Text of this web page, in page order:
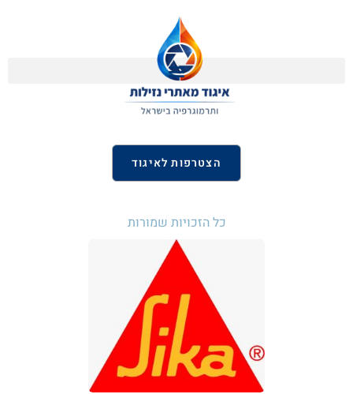
הצטרפות לאיגוד
כל הזכויות שמורות